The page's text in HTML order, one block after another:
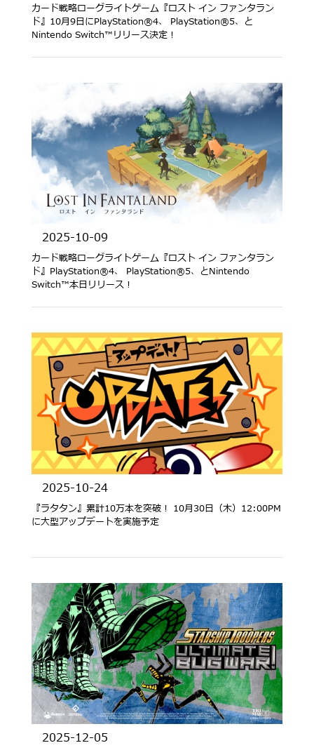
カード戦略ローグライトゲーム『ロスト イン ファンタラン
ド』10月9日にPlayStation®4、 PlayStation®5、と
Nintendo Switch™リリース決定！
2025-10-09
カード戦略ローグライトゲーム『ロスト イン ファンタラン
ド』PlayStation®4、 PlayStation®5、とNintendo
Switch™本日リリース！
2025-10-24
『ラタタン』累計10万本を突破！ 10月30日（木）12:00PM
に大型アップデートを実施予定
2025-12-05